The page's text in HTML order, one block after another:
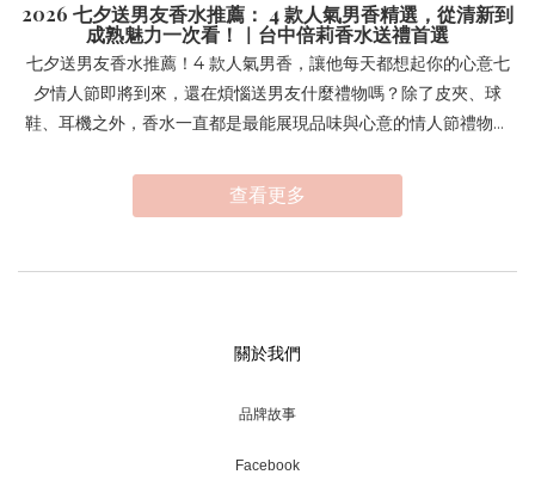
2026 七夕送男友香水推薦： 4 款人氣男香精選，從清新到
成熟魅力一次看！｜台中倍莉香水送禮首選
七夕送男友香水推薦！4 款人氣男香，讓他每天都想起你的心意七
夕情人節即將到來，還在煩惱送男友什麼禮物嗎？除了皮夾、球
鞋、耳機之外，香水一直都是最能展現品味與心意的情人節禮物。
意，更能成為屬於彼此的專屬記憶。無論你的男友是陽光型、成熟
紳士，還是喜歡低調有質感的風格，以下四款人氣男香都值得列入
水推薦 1｜COACH 時尚鉑金男性香精香調風格：木質皮革調推薦對
草與天竺葵，最後由皮革、廣藿香及香草收尾，散發溫暖且富有層
或正式場合，給人乾淨又可靠的印象，是許多人第一次入手男香的
查看更多
關於我們
品牌故事
Facebook